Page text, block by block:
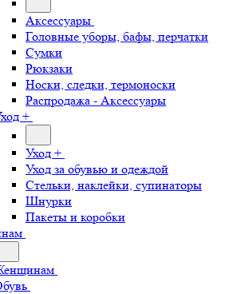
Аксессуары
Головные уборы, бафы, перчатки
Сумки
Рюкзаки
Носки, следки, термоноски
Распродажа - Аксессуары
+
Уход +
Уход за обувью и одеждой
Стельки, наклейки, супинаторы
Шнурки
Пакеты и коробки